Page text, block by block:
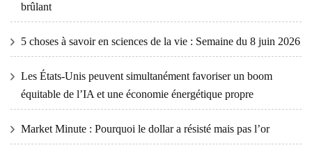
brûlant
5 choses à savoir en sciences de la vie : Semaine du 8 juin 2026
Les États-Unis peuvent simultanément favoriser un boom
équitable de l’IA et une économie énergétique propre
Market Minute : Pourquoi le dollar a résisté mais pas l’or